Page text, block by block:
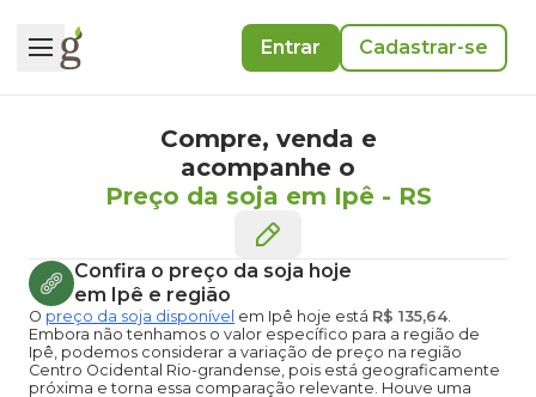
Entrar Cadastrar-se
Compre, venda e
acompanhe o
Preço da soja em Ipê - RS
Confira o preço da soja hoje
em Ipê e região
O preço da soja disponível em Ipê hoje está R$ 135,64.
Embora não tenhamos o valor específico para a região de
Ipê, podemos considerar a variação de preço na região
Centro Ocidental Rio-grandense, pois está geograficamente
próxima e torna essa comparação relevante. Houve uma